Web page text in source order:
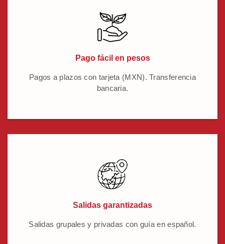
Pago fácil en pesos
Pagos a plazos con tarjeta (MXN). Transferencia
bancaria.
Salidas garantizadas
Salidas grupales y privadas con guía en español.